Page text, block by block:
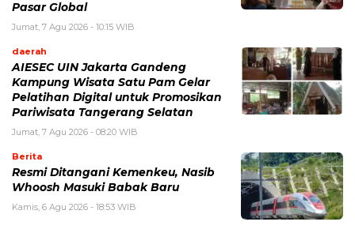
Pasar Global
Jumat, 7 Agu 2026 - 10:15 WIB
daerah
AIESEC UIN Jakarta Gandeng
Kampung Wisata Satu Pam Gelar
Pelatihan Digital untuk Promosikan
Pariwisata Tangerang Selatan
Jumat, 7 Agu 2026 - 08:20 WIB
Berita
Resmi Ditangani Kemenkeu, Nasib
Whoosh Masuki Babak Baru
Kamis, 6 Agu 2026 - 18:53 WIB